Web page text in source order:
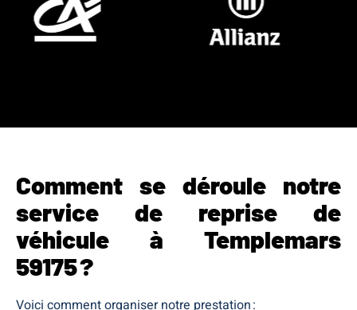
Comment se déroule notre
service de reprise de
véhicule à Templemars
59175 ?
Voici comment organiser notre prestation :